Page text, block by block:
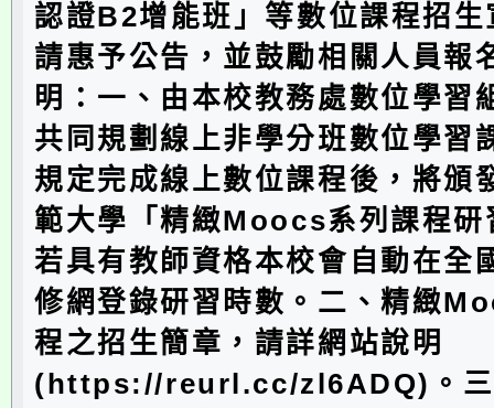
認證B2增能班」等數位課程招
請惠予公告，並鼓勵相關人員報
明：一、由本校教務處數位學習
共同規劃線上非學分班數位學習
規定完成線上數位課程後，將頒
範大學「精緻Moocs系列課程研
若具有教師資格本校會自動在全
修網登錄研習時數。二、精緻
程之招生簡章，請詳網站說明
(https://reurl.cc/zl6ADQ)。三